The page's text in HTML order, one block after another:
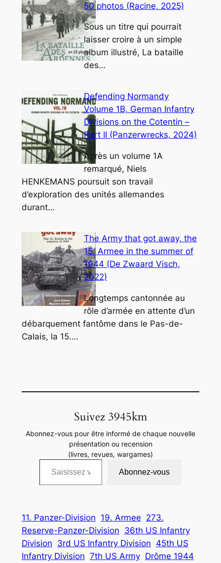
50 photos (Racine, 2025)
Sous un titre qui pourrait
laisser croire à un simple
album illustré, La bataille
des…
Defending Normandy
Volume 1B, German Infantry
Divisions on the Cotentin –
Part II (Panzerwrecks, 2024)
Après un volume 1A
remarqué, Niels
HENKEMANS poursuit son travail
d’exploration des unités allemandes
durant…
The Army that got away, the
15. Armee in the summer of
1944 (De Zwaard Visch,
2022)
Longtemps cantonnée au
rôle d’armée en attente d’un
débarquement fantôme dans le Pas-de-
Calais, la 15.…
Suivez 3945km
Abonnez-vous pour être informé de chaque nouvelle
présentation ou recension
(livres, revues, wargames)
Saisissez votre adresse e-mail…
Abonnez-vous
11. Panzer-Division 19. Armee 273.
Reserve-Panzer-Division 36th US Infantry
Division 3rd US Infantry Division 45th US
Infantry Division 7th US Army Drôme 1944